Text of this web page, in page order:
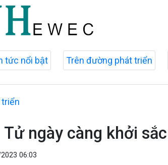
tức nổi bật Trên đường phát triển
ngày càng khởi sắc
06:03